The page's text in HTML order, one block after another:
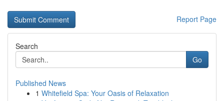
Report Page
Search
Go
Published News
1 Whitefield Spa: Your Oasis of Relaxation